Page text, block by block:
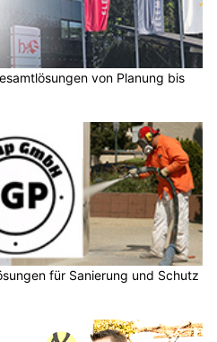
von Planung bis
für Sanierung und Schutz